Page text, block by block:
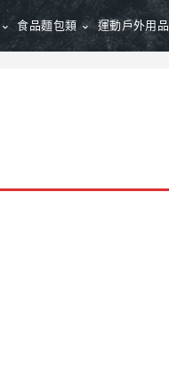
食品麵包類 運動戶外用品